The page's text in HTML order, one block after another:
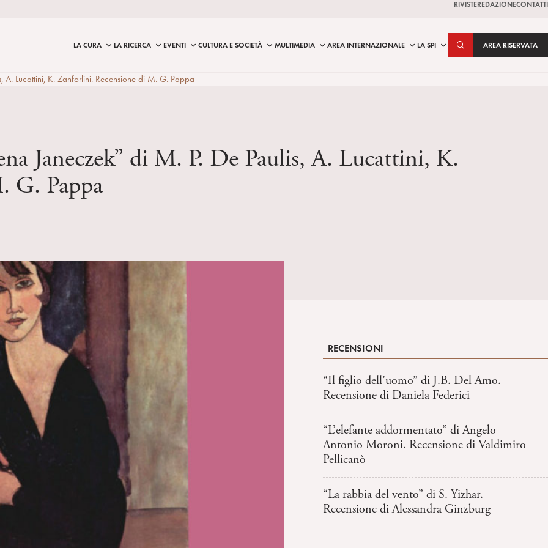
RIVISTEREDAZIONECONTATTI
LA CURA LA RICERCA EVENTI CULTURA E SOCIETÀ MULTIMEDIA AREA INTERNAZIONALE LA SPI AREA RISERVATA
A. Lucattini, K. Zanforlini. Recensione di M. G. Pappa
Janeczek” di M. P. De Paulis, A. Lucattini, K.
G. Pappa
RECENSIONI
“Il figlio dell’uomo” di J.B. Del Amo.
Recensione di Daniela Federici
“L’elefante addormentato” di Angelo
Antonio Moroni. Recensione di Valdimiro
Pellicanò
“La rabbia del vento” di S. Yizhar.
Recensione di Alessandra Ginzburg